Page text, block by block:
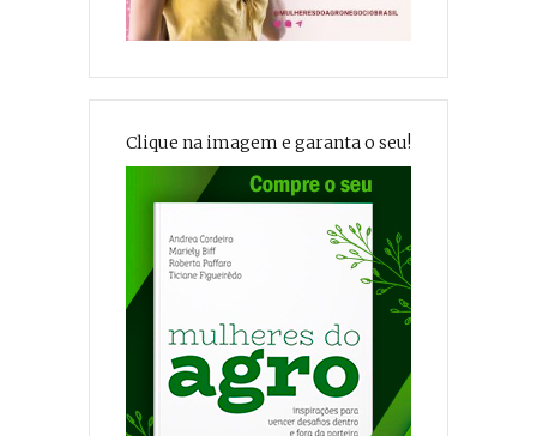
Clique na imagem e garanta o seu!